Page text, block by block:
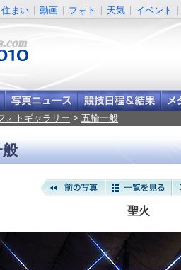
住まい 動画 フォト 天気 イベント
ォトギャラリー > 五輪一般
聖火